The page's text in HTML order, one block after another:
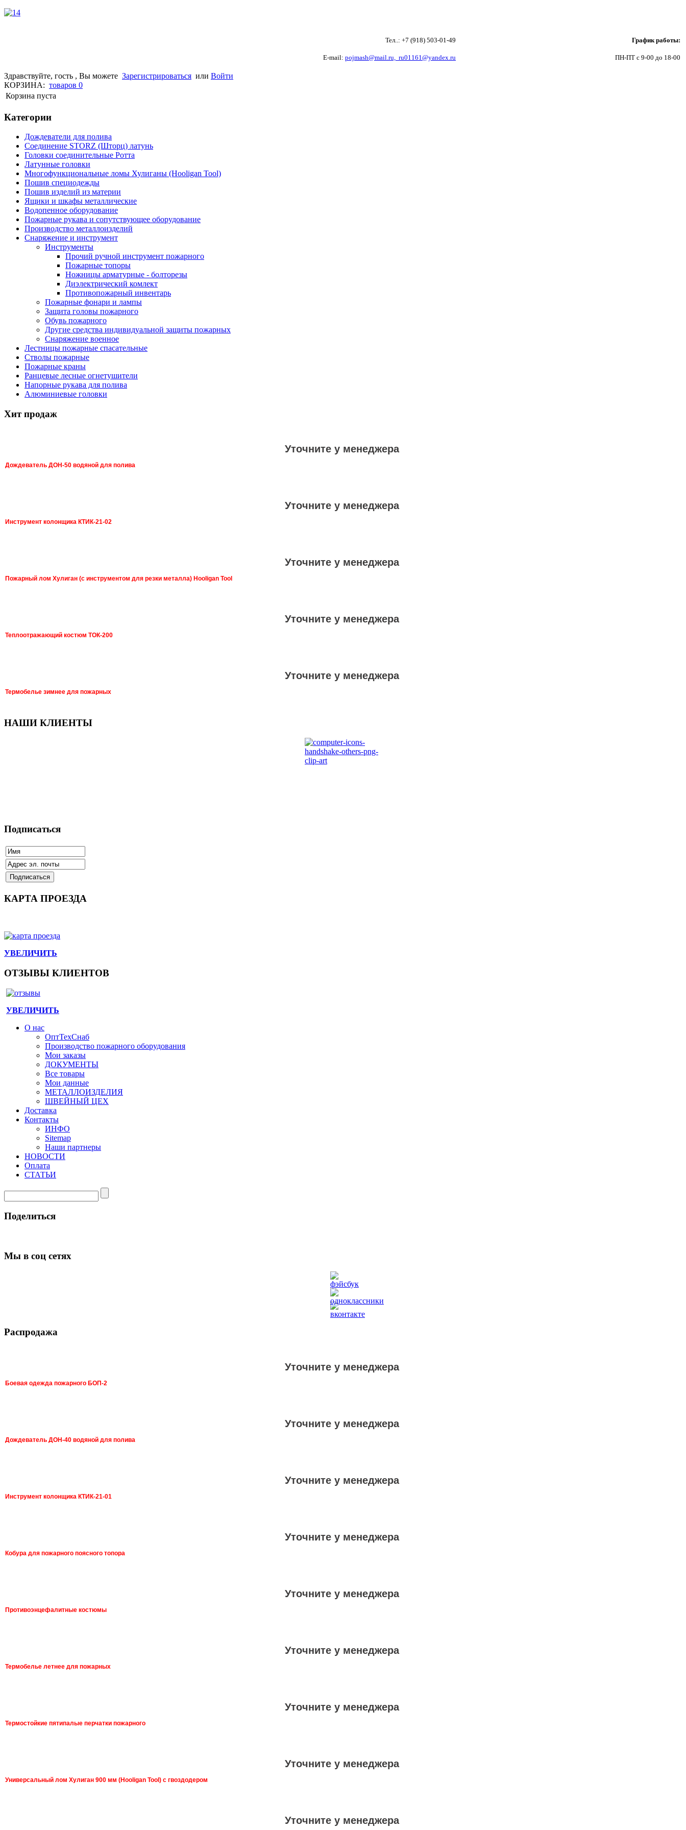
Тел..: +7 (918) 503-01-49
E-mail: pojmash@mail.ru, ru01161@yandex.ru
График работы:
ПН-ПТ с 9-00 до 18-00
Здравствуйте, гость , Вы можете Зарегистрироваться или Войти
КОРЗИНА: товаров 0
Корзина пуста
Категории
Дождеватели для полива
Соединение STORZ (Шторц) латунь
Головки соединительные Ротта
Латунные головки
Многофункциональные ломы Хулиганы (Hooligan Tool)
Пошив специодежды
Пошив изделий из материи
Ящики и шкафы металлические
Водопенное оборудование
Пожарные рукава и сопутствующее оборудование
Производство металлоизделий
Снаряжение и инструмент
Инструменты
Прочий ручной инструмент пожарного
Пожарные топоры
Ножницы арматурные - болторезы
Диэлектрический комлект
Противопожарный инвентарь
Пожарные фонари и лампы
Защита головы пожарного
Обувь пожарного
Другие средства индивидуальной защиты пожарных
Снаряжение военное
Лестницы пожарные спасательные
Стволы пожарные
Пожарные краны
Ранцевые лесные огнетушители
Напорные рукава для полива
Алюминиевые головки
Хит продаж
Уточните у менеджера
Дождеватель ДОН-50 водяной для полива
Уточните у менеджера
Инструмент колонщика КТИК-21-02
Уточните у менеджера
Пожарный лом Хулиган (с инструментом для резки металла) Hooligan Tool
Уточните у менеджера
Теплоотражающий костюм ТОК-200
Уточните у менеджера
Термобелье зимнее для пожарных
НАШИ КЛИЕНТЫ
Подписаться
КАРТА ПРОЕЗДА
УВЕЛИЧИТЬ
ОТЗЫВЫ КЛИЕНТОВ
УВЕЛИЧИТЬ
О нас
ОптТехСнаб
Производство пожарного оборудования
Мои заказы
ДОКУМЕНТЫ
Все товары
Мои данные
МЕТАЛЛОИЗДЕЛИЯ
ШВЕЙНЫЙ ЦЕХ
Доставка
Контакты
ИНФО
Sitemap
Наши партнеры
НОВОСТИ
Оплата
СТАТЬИ
Поделиться
Мы в соц сетях
Распродажа
Уточните у менеджера
Боевая одежда пожарного БОП-2
Уточните у менеджера
Дождеватель ДОН-40 водяной для полива
Уточните у менеджера
Инструмент колонщика КТИК-21-01
Уточните у менеджера
Кобура для пожарного поясного топора
Уточните у менеджера
Противоэнцефалитные костюмы
Уточните у менеджера
Термобелье летнее для пожарных
Уточните у менеджера
Термостойкие пятипалые перчатки пожарного
Уточните у менеджера
Универсальный лом Хулиган 900 мм (Hooligan Tool) с гвоздодером
Уточните у менеджера